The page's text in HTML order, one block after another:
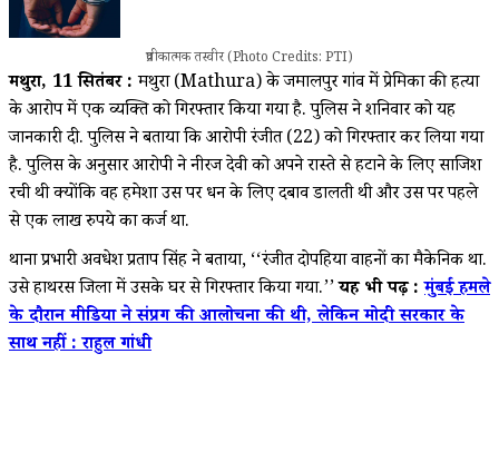
प्रतीकात्मक तस्वीर (Photo Credits: PTI)
मथुरा, 11 सितंबर :मथुरा (Mathura) के जमालपुर गांव में प्रेमिका की हत्या
के आरोप में एक व्यक्ति को गिरफ्तार किया गया है. पुलिस ने शनिवार को यह
जानकारी दी. पुलिस ने बताया कि आरोपी रंजीत (22) को गिरफ्तार कर लिया गया
है. पुलिस के अनुसार आरोपी ने नीरज देवी को अपने रास्ते से हटाने के लिए साजिश
रची थी क्योंकि वह हमेशा उस पर धन के लिए दबाव डालती थी और उस पर पहले
से एक लाख रुपये का कर्ज था.
थाना प्रभारी अवधेश प्रताप सिंह ने बताया, ‘‘रंजीत दोपहिया वाहनों का मैकेनिक था.
उसे हाथरस जिला में उसके घर से गिरफ्तार किया गया.’’यह भी पढ़ें :मुंबई हमले
के दौरान मीडिया ने संप्रग की आलोचना की थी, लेकिन मोदी सरकार के
साथ नहीं : राहुल गांधी